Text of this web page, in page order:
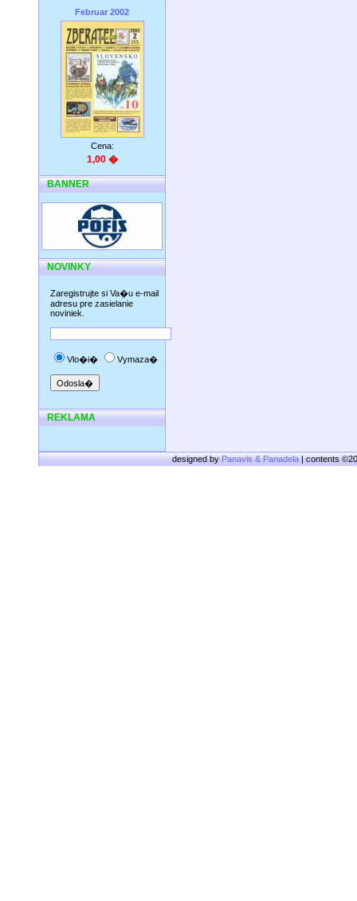
Februar 2002
Cena:
1,00 �
BANNER
NOVINKY
Zaregistrujte si Va�u e-mail
adresu pre zasielanie
noviniek.
Vlo�i� Vymaza�
REKLAMA
designed byPanavis & Panadela| contents